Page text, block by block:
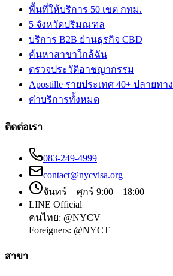
พื้นที่ให้บริการ 50 เขต กทม.
5 จังหวัดปริมณฑล
บริการ B2B ย่านธุรกิจ CBD
ค้นหาสาขาใกล้ฉัน
ตรวจประวัติอาชญากรรม
Apostille รายประเทศ 40+ ปลายทาง
ค่าบริการทั้งหมด
ติดต่อเรา
083-249-4999
contact@nycvisa.org
จันทร์ – ศุกร์ 9:00 – 18:00
LINE Official
คนไทย: @NYCV
Foreigners: @NYCT
สาขา